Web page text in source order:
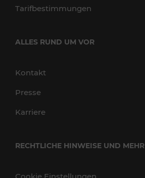
Tarifbestimmungen
ALLES RUND UM VOR
Kontakt
Presse
Karriere
RECHTLICHE HINWEISE UND MEHR